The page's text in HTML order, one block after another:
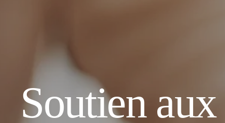
Soutien aux